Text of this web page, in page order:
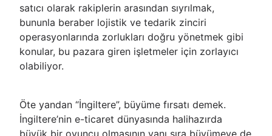
satıcı olarak rakiplerin arasından sıyrılmak,
bununla beraber lojistik ve tedarik zinciri
operasyonlarında zorlukları doğru yönetmek gibi
konular, bu pazara giren işletmeler için zorlayıcı
olabiliyor.
Öte yandan “İngiltere”, büyüme fırsatı demek.
İngiltere’nin e-ticaret dünyasında halihazırda
büyük bir oyuncu olmasının yanı sıra büyümeye de